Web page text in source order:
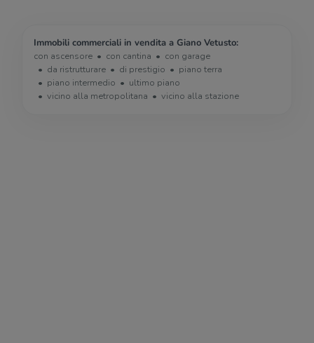
Immobili commerciali in vendita a Giano Vetusto:
con ascensore
con cantina
con garage
da ristrutturare
di prestigio
piano terra
piano intermedio
ultimo piano
vicino alla metropolitana
vicino alla stazione